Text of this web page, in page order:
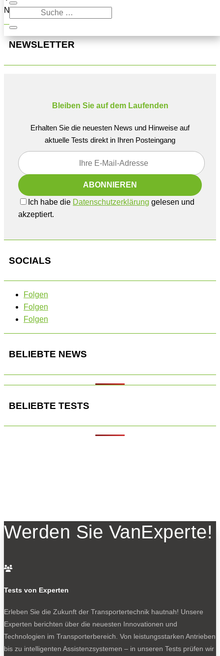
Navigation oben, um den Beitrag zu finden.
NEWSLETTER
Bleiben Sie auf dem Laufenden
Erhalten Sie die neuesten News und Hinweise auf
aktuelle Tests direkt in Ihren Posteingang
Ich habe die Datenschutzerklärung gelesen und
akzeptiert.
SOCIALS
Folgen
Folgen
Folgen
BELIEBTE NEWS
BELIEBTE TESTS
Werden Sie VanExperte!

Tests von Experten
Erleben Sie die Zukunft der Transportertechnik hautnah! Unsere
Experten berichten über die neuesten Innovationen und
Technologien im Transporterbereich. Von leistungsstarken Antrieben
bis zu intelligenten Assistenzsystemen – in unseren Tests prüfen wir